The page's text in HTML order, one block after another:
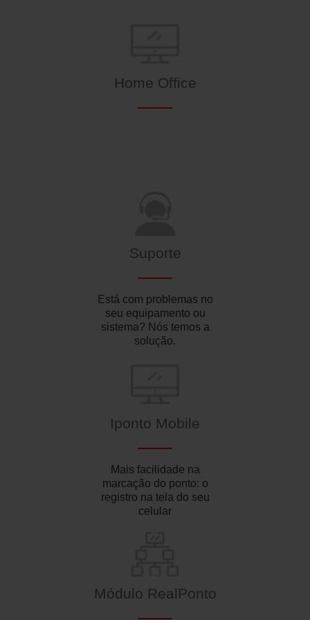
Home Office
Suporte
RealPonto
Está com problemas no
seu equipamento ou
sistema? Nós temos a
solução.
Iponto Mobile
Mais facilidade na
marcação do ponto: o
registro na tela do seu
celular
Módulo RealPonto